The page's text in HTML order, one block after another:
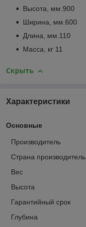
Высота, мм.900
Ширина, мм.600
Длина, мм.110
Масса, кг 11
Скрыть
Характеристики
Основные
Производитель
Страна производитель
Вес
Высота
Гарантийный срок
Глубина